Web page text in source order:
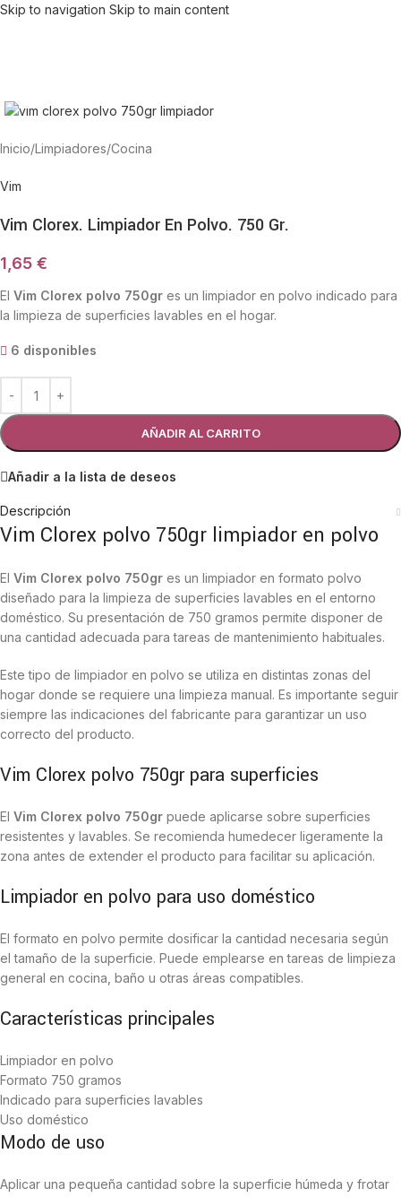
Skip to navigation Skip to main content
Inicio/Limpiadores/Cocina
Vim
Vim Clorex. Limpiador En Polvo. 750 Gr.
1,65 €
El Vim Clorex polvo 750gr es un limpiador en polvo indicado para
la limpieza de superficies lavables en el hogar.
6 disponibles
AÑADIR AL CARRITO
Añadir a la lista de deseos
Descripción
Vim Clorex polvo 750gr limpiador en polvo
El Vim Clorex polvo 750gr es un limpiador en formato polvo
diseñado para la limpieza de superficies lavables en el entorno
doméstico. Su presentación de 750 gramos permite disponer de
una cantidad adecuada para tareas de mantenimiento habituales.
Este tipo de limpiador en polvo se utiliza en distintas zonas del
hogar donde se requiere una limpieza manual. Es importante seguir
siempre las indicaciones del fabricante para garantizar un uso
correcto del producto.
Vim Clorex polvo 750gr para superficies
El Vim Clorex polvo 750gr puede aplicarse sobre superficies
resistentes y lavables. Se recomienda humedecer ligeramente la
zona antes de extender el producto para facilitar su aplicación.
Limpiador en polvo para uso doméstico
El formato en polvo permite dosificar la cantidad necesaria según
el tamaño de la superficie. Puede emplearse en tareas de limpieza
general en cocina, baño u otras áreas compatibles.
Características principales
Limpiador en polvo
Formato 750 gramos
Indicado para superficies lavables
Uso doméstico
Modo de uso
Aplicar una pequeña cantidad sobre la superficie húmeda y frotar